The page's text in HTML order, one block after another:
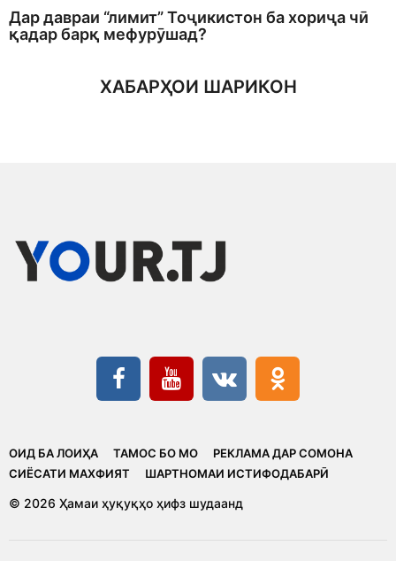
Дар давраи “лимит” Тоҷикистон ба хориҷа чӣ
қадар барқ мефурӯшад?
ХАБАРҲОИ ШАРИКОН
ОИД БА ЛОИҲА ТАМОС БО МО
РЕКЛАМА ДАР СОМОНА
CИЁСАТИ МАХФИЯТ
ШАРТНОМАИ ИСТИФОДАБАРӢ
© 2026 Ҳамаи ҳуқуқҳо ҳифз шудаанд